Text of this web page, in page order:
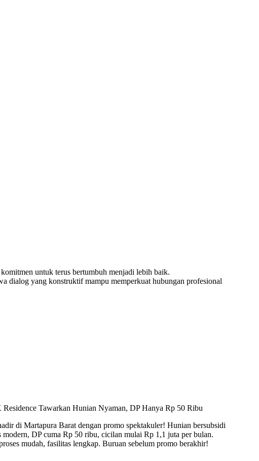
untuk terus bertumbuh menjadi lebih baik.
dialog yang konstruktif mampu memperkuat hubungan profesional
Tawarkan Hunian Nyaman, DP Hanya Rp 50 Ribu
di Martapura Barat dengan promo spektakuler! Hunian bersubsidi
modern, DP cuma Rp 50 ribu, cicilan mulai Rp 1,1 juta per bulan.
mudah, fasilitas lengkap. Buruan sebelum promo berakhir!